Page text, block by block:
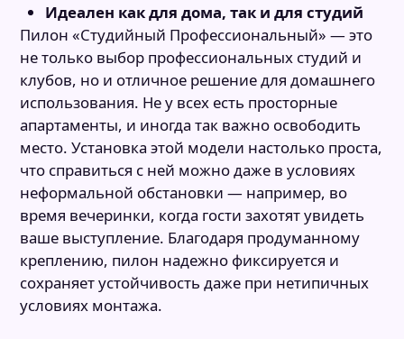
Идеален как для дома, так и для студий
Пилон «Студийный Профессиональный» — это
не только выбор профессиональных студий и
клубов, но и отличное решение для домашнего
использования. Не у всех есть просторные
апартаменты, и иногда так важно освободить
место. Установка этой модели настолько проста,
что справиться с ней можно даже в условиях
неформальной обстановки — например, во
время вечеринки, когда гости захотят увидеть
ваше выступление. Благодаря продуманному
креплению, пилон надежно фиксируется и
сохраняет устойчивость даже при нетипичных
условиях монтажа.